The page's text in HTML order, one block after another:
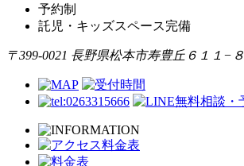
予約制
託児・キッズスペース完備
〒399-0021 長野県松本市寿豊丘６１１−８